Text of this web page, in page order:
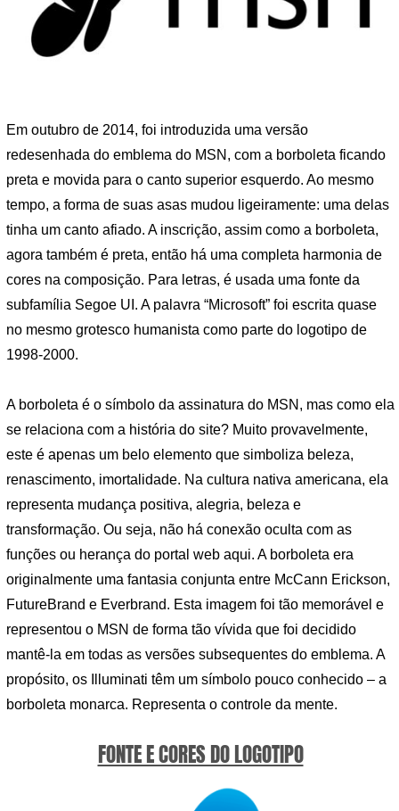
Em outubro de 2014, foi introduzida uma versão
redesenhada do emblema do MSN, com a borboleta ficando
preta e movida para o canto superior esquerdo. Ao mesmo
tempo, a forma de suas asas mudou ligeiramente: uma delas
tinha um canto afiado. A inscrição, assim como a borboleta,
agora também é preta, então há uma completa harmonia de
cores na composição. Para letras, é usada uma fonte da
subfamília Segoe UI. A palavra “Microsoft” foi escrita quase
no mesmo grotesco humanista como parte do logotipo de
1998-2000.
A borboleta é o símbolo da assinatura do MSN, mas como ela
se relaciona com a história do site? Muito provavelmente,
este é apenas um belo elemento que simboliza beleza,
renascimento, imortalidade. Na cultura nativa americana, ela
representa mudança positiva, alegria, beleza e
transformação. Ou seja, não há conexão oculta com as
funções ou herança do portal web aqui. A borboleta era
originalmente uma fantasia conjunta entre McCann Erickson,
FutureBrand e Everbrand. Esta imagem foi tão memorável e
representou o MSN de forma tão vívida que foi decidido
mantê-la em todas as versões subsequentes do emblema. A
propósito, os Illuminati têm um símbolo pouco conhecido – a
borboleta monarca. Representa o controle da mente.
FONTE E CORES DO LOGOTIPO